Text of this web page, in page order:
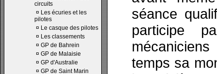
circuits
¤ Les écuries et les
pilotes
¤ Le casque des pilotes
¤ Les classements
¤ GP de Bahrein
¤ GP de Malaisie
¤ GP d'Australie
¤ GP de Saint Marin
séance
participe
temps sa